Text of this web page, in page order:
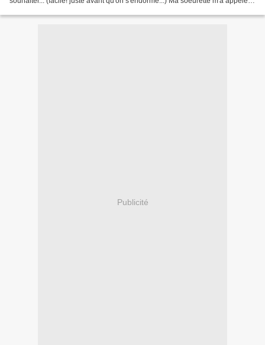
Publicité